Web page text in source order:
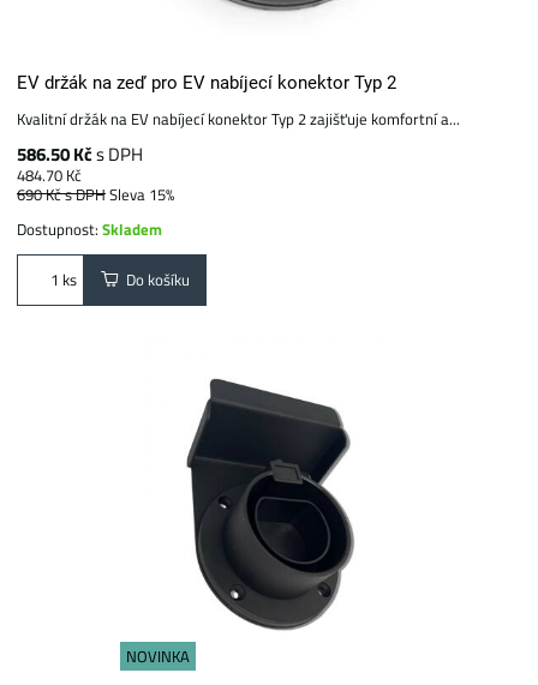
EV držák na zeď pro EV nabíjecí konektor Typ 2
Kvalitní držák na EV nabíjecí konektor Typ 2 zajišťuje komfortní a...
586.50 Kčs DPH
484.70 Kč
690 Kčs DPHSleva 15%
Dostupnost:Skladem
ks Do košíku
NOVINKA